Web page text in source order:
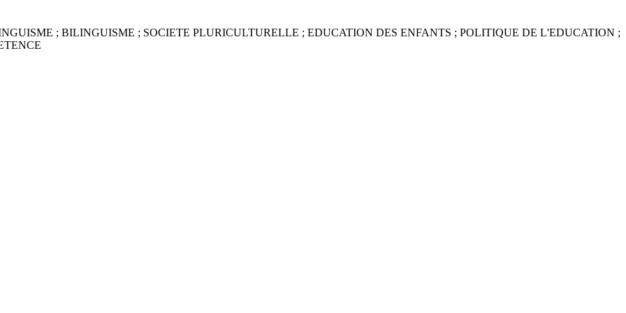
; BILINGUISME ; SOCIETE PLURICULTURELLE ; EDUCATION DES ENFANTS ; POLITIQUE DE L'EDUCATION ;